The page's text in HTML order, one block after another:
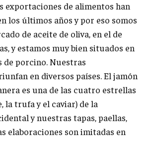
exportaciones de alimentos han
los últimos años y por eso somos
de aceite de oliva, en el de
y estamos muy bien situados en
de porcino. Nuestras
en diversos países. El jamón
es una de las cuatro estrellas
la trufa y el caviar) de la
y nuestras tapas, paellas,
elaboraciones son imitadas en